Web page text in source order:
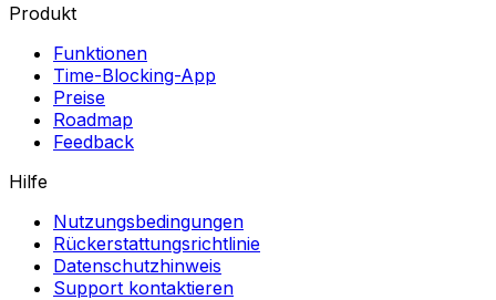
Produkt
Funktionen
Time-Blocking-App
Preise
Roadmap
Feedback
Hilfe
Nutzungsbedingungen
Rückerstattungsrichtlinie
Datenschutzhinweis
Support kontaktieren